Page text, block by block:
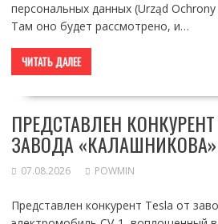
персональных данных (Urząd
Там оно будет рассмотрено, и…
ЧИТАТЬ ДАЛЕЕ
ПРЕДСТАВЛЕН КОНКУРЕНТ
ЗАВОДА «КАЛАШНИКОВА»
07.08.2026 POWMIN
Представлен конкурент Tesla от